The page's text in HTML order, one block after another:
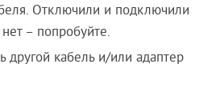
Отключили и подключили
– попробуйте.
другой кабель и/или адаптер